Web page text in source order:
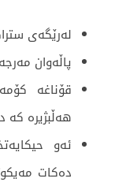
له‌رێگه‌ی
پاڵه‌وان
قۆناغه‌
هه‌ڵبژیره کە
ئه‌و
ده‌كات